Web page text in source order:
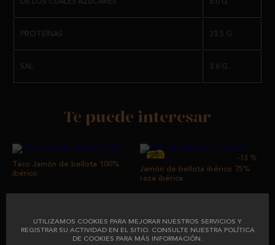
UTILIZAMOS COOKIES PARA MEJORAR NUESTROS SERVICIOS Y
REGISTRAR SU ACTIVIDAD EN EL SITIO. CONSULTE NUESTRA POLÍTICA
DE COOKIES PARA MÁS INFORMACIÓN.
DE LOS CUALES AZÚCARES 5.0 G.
PROTEÍNAS 33.5 G.
SAL 3.6 G.
Te puede interesar
Taco Jamón de bellota 100%
ibérico
37,80 €
Jamón de bellota ibérico 75%
raza ibérica
248,20 €
292,00 €
-15 %